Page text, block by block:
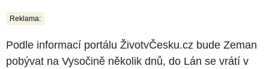
Reklama:
Podle informací portálu ŽivotvČesku.cz bude Zeman
pobývat na Vysočině několik dnů, do Lán se vrátí v